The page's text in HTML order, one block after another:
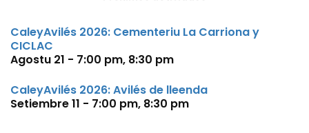
CaleyAvilés 2026: Cementeriu La Carriona y
CICLAC
Agostu 21 - 7:00 pm, 8:30 pm
CaleyAvilés 2026: Avilés de lleenda
Setiembre 11 - 7:00 pm, 8:30 pm